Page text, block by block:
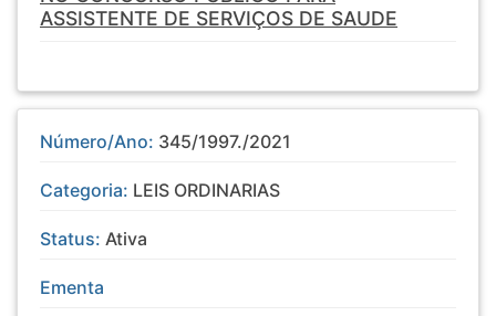
ASSISTENTE DE SERVIÇOS DE SAUDE
Número/Ano: 345/1997./2021
Categoria: LEIS ORDINARIAS
Status: Ativa
Ementa